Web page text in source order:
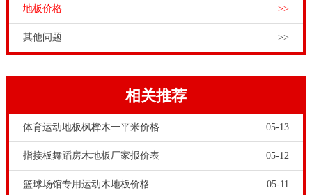
板安装放在工程收尾，尽量避免交叉施工。体育木地板
面层安装完毕之后，尽快进行打磨、上漆。体育木地板
地板价格 >>
其他问题 >>
相关推荐
体育运动地板枫桦木一平米价格 05-13
指接板舞蹈房木地板厂家报价表 05-12
篮球场馆专用运动木地板价格 05-11